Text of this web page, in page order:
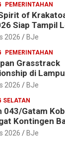
PEMERINTAHAN
of
Siap Tampil
dengan
2026 BJe
PEMERINTAHAN
Grasstrack
di
Ribuan
2026 BJe
SELATAN
043/Gatam
Kontingen
TWEJ di
2026 BJe